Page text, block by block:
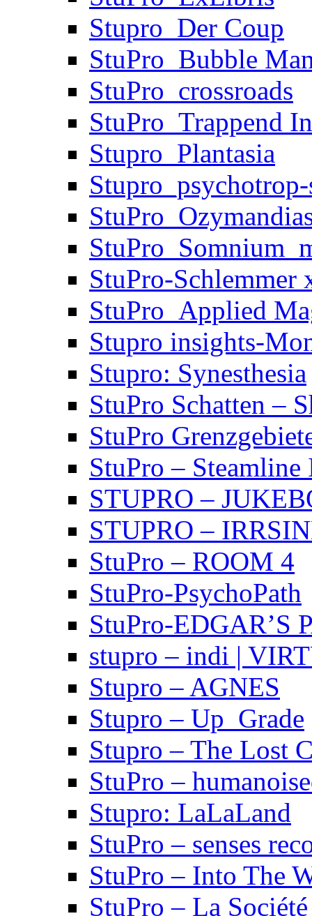
Stupro_Der Coup
StuPro_Bubble
StuPro_crossroads
StuPro_Trappend
Stupro_Plantasia
StuPro-Schlemmer
StuPro_Applied
Stupro insights-
Stupro: Synesthesia
StuPro Schatten –
StuPro
StuPro – Steamline
STUPRO –
STUPRO –
StuPro – ROOM 4
StuPro-PsychoPath
StuPro-EDGAR’S
stupro – indi |
Stupro – AGNES
Stupro – Up_Grade
Stupro – The Lost
StuPro –
Stupro: LaLaLand
StuPro – senses
StuPro – Into The
StuPro – La